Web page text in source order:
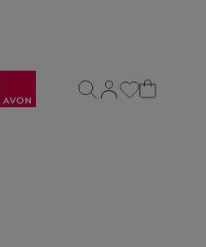
navigační menu
navigační menu
Otevřít stránku
Otevřít vyhledávání